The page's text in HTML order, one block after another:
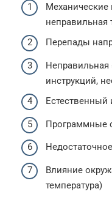
Механические
неправильная
Перепады
Неправильная
инструкций,
Естественный
Программные
Влияние
температура)